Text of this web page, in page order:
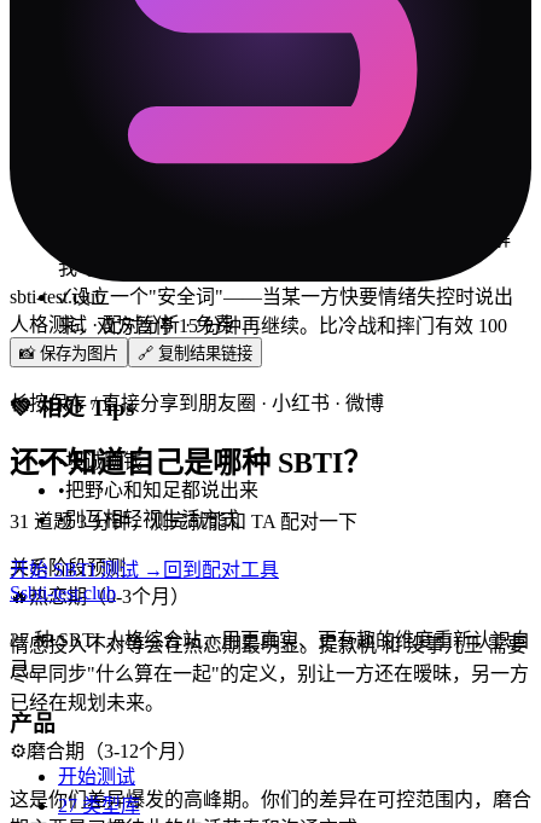
周末去逛免费展
你们最大的冲突源是「规则与灵活度」维度。不是谁
对谁错，是两个人的出厂设置差太远。接受差异是第一
部分时候答案是：吵的不是事情本身，而是"你不理解
我"。
✓设立一个"安全词"——当某一方快要情绪失控时说出
来，双方暂停 15 分钟再继续。比冷战和摔门有效 100
倍。
💚相处 Tips
•坦诚聊钱
•把野心和知足都说出来
•别互相轻视生活方式
关系阶段预测
🔥热恋期（0-3个月）
情感投入不对等会在热恋期最明显。提款机 和 没事儿王 需要
尽早同步"什么算在一起"的定义，别让一方还在暧昧，另一方
已经在规划未来。
⚙️磨合期（3-12个月）
这是你们差异爆发的高峰期。你们的差异在可控范围内，磨合
sbti-test.club
人格测试 · 配对分析 · 免费
📸 保存为图片 🔗 复制结果链接
长按保存 / 直接分享到朋友圈 · 小红书 · 微博
还不知道自己是哪种 SBTI？
31 道题 3 分钟，测完就能和 TA 配对一下
开始 SBTI 测试 → 回到配对工具
Ssbti-test.club
27 种 SBTI 人格综合站，用更真实、更有趣的维度重新认识自
己。
产品
开始测试
27 类型库